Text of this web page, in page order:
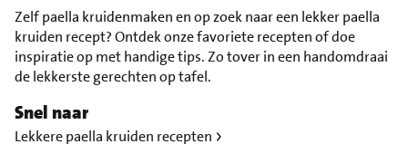
Zelf paella kruidenmaken en op zoek naar een lekker paella
kruiden recept? Ontdek onze favoriete recepten of doe
inspiratie op met handige tips. Zo tover in een handomdraai
de lekkerste gerechten op tafel.
Snel naar
Lekkere paella kruiden recepten